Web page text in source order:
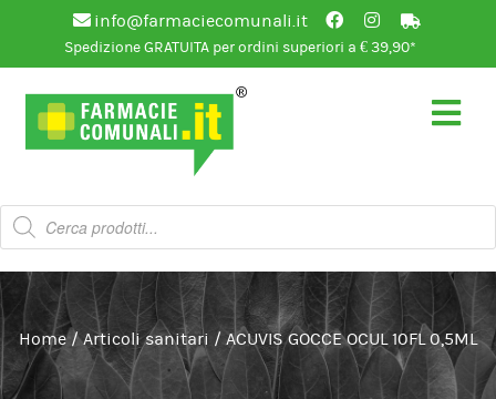
info@farmaciecomunali.it
Spedizione GRATUITA per ordini superiori a € 39,90*
Vai
alla
navigazione
Vai
al
contenuto
Products
search
Home /Articoli sanitari / ACUVIS GOCCE OCUL 10FL 0,5ML